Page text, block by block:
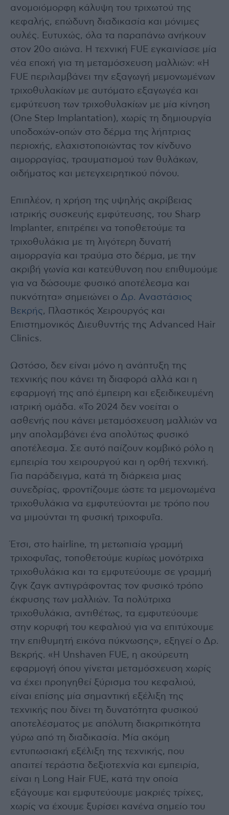
ανομοιόμορφη κάλυψη του τριχωτού της
κεφαλής, επώδυνη διαδικασία και μόνιμες
ουλές. Ευτυχώς, όλα τα παραπάνω ανήκουν
στον 20ο αιώνα. Η τεχνική FUE εγκαινίασε μία
νέα εποχή για τη μεταμόσχευση μαλλιών: «Η
FUE περιλαμβάνει την εξαγωγή μεμονωμένων
τριχοθυλακίων με αυτόματο εξαγωγέα και
εμφύτευση των τριχοθυλακίων με μία κίνηση
(One Step Implantation), χωρίς τη δημιουργία
υποδοχών-οπών στο δέρμα της λήπτριας
περιοχής, ελαχιστοποιώντας τον κίνδυνο
αιμορραγίας, τραυματισμού των θυλάκων,
οιδήματος και μετεγχειρητικού πόνου.
Επιπλέον, η χρήση της υψηλής ακρίβειας
ιατρικής συσκευής εμφύτευσης, του Sharp
Implanter, επιτρέπει να τοποθετούμε τα
τριχοθυλάκια με τη λιγότερη δυνατή
αιμορραγία και τραύμα στο δέρμα, με την
ακριβή γωνία και κατεύθυνση που επιθυμούμε
για να δώσουμε φυσικό αποτέλεσμα και
πυκνότητα» σημειώνει ο Δρ. Αναστάσιος
Βεκρής, Πλαστικός Χειρουργός και
Επιστημονικός Διευθυντής της Advanced Hair
Clinics.
Ωστόσο, δεν είναι μόνο η ανάπτυξη της
τεχνικής που κάνει τη διαφορά αλλά και η
εφαρμογή της από έμπειρη και εξειδικευμένη
ιατρική ομάδα. «Το 2024 δεν νοείται ο
ασθενής που κάνει μεταμόσχευση μαλλιών να
μην απολαμβάνει ένα απολύτως φυσικό
αποτέλεσμα. Σε αυτό παίζουν κομβικό ρόλο η
εμπειρία του χειρουργού και η ορθή τεχνική.
Για παράδειγμα, κατά τη διάρκεια μιας
συνεδρίας, φροντίζουμε ώστε τα μεμονωμένα
τριχοθυλάκια να εμφυτεύονται με τρόπο που
να μιμούνται τη φυσική τριχοφυΐα.
Έτσι, στο hairline, τη μετωπιαία γραμμή
τριχοφυΐας, τοποθετούμε κυρίως μονότριχα
τριχοθυλάκια και τα εμφυτεύουμε σε γραμμή
ζιγκ ζαγκ αντιγράφοντας τον φυσικό τρόπο
έκφυσης των μαλλιών. Τα πολύτριχα
τριχοθυλάκια, αντιθέτως, τα εμφυτεύουμε
στην κορυφή του κεφαλιού για να επιτύχουμε
την επιθυμητή εικόνα πύκνωσης», εξηγεί ο Δρ.
Βεκρής. «Η Unshaven FUE, η ακούρευτη
εφαρμογή όπου γίνεται μεταμόσχευση χωρίς
να έχει προηγηθεί ξύρισμα του κεφαλιού,
είναι επίσης μία σημαντική εξέλιξη της
τεχνικής που δίνει τη δυνατότητα φυσικού
αποτελέσματος με απόλυτη διακριτικότητα
γύρω από τη διαδικασία. Μία ακόμη
εντυπωσιακή εξέλιξη της τεχνικής, που
απαιτεί τεράστια δεξιοτεχνία και εμπειρία,
είναι η Long Hair FUE, κατά την οποία
εξάγουμε και εμφυτεύουμε μακριές τρίχες,
χωρίς να έχουμε ξυρίσει κανένα σημείο του